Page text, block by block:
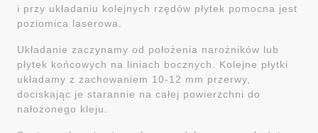
i przy układaniu kolejnych rzędów płytek pomocna jest
poziomica laserowa.
Układanie zaczynamy od położenia narożników lub
płytek końcowych na liniach bocznych. Kolejne płytki
układamy z zachowaniem 10-12 mm przerwy,
dociskając je starannie na całej powierzchni do
nałożonego kleju.